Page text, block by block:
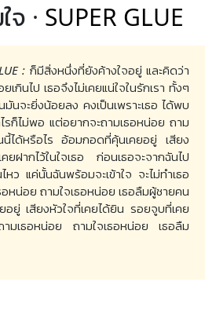
จ · SUPER GLUE
: ก็มีสิ่งหนึ่งที่ยังค้างใจอยู่ และคิดว่า
เกินไป เธอจึงไม่เคยแน่ใจในรักเรา ทั้งๆ
นจะยิ่งน้อยลง คงเป็นเพราะเธอ ได้พบ
รก็ไม่พอ แต่อยากจะถามเธอหน่อย ถาม
นี้ได้หรือไร อ้อมกอดที่คุ้นเคยอยู่ เสียง
ฝากไว้ในใจเธอ ก่อนเธอจะจากฉันไป
ว แค่นั้นฉันพร้อมจะเข้าใจ จะไม่ทำเธอ
อหน่อย ถามใจเธอหน่อย เธอลืมผู้ชายคน
ยู่ เสียงหัวใจที่เคยได้ยิน รอยจูบที่เคย
ามเธอหน่อย ถามใจเธอหน่อย เธอลืม